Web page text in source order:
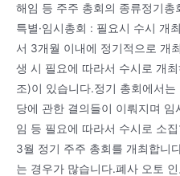
해임 등 주주 총회의 종류정기
특별·임시총회 : 필요시 수시 개
서 3개월 이내에 정기적으로 개
생 시 필요에 따라서 수시로 개
조)이 있습니다.정기 총회에서
당에 관한 결의들이 이뤄지며
임 등 필요에 따라서 수시로 소
3월 정기 주주 총회를 개최합니
는 경우가 많습니다.폐사 오토